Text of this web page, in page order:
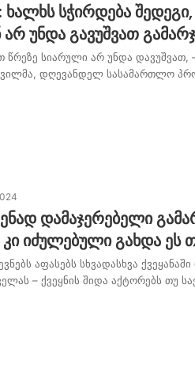
ხალხს სჭირდება
უნდა გავუშვათ
წრეზე სიარული არ უნდა დავუშვათ,
დღევანდელ სასამართლო
დამაჯერებელი
იძულებული გახდა ეს
აფასებს სხვადასხვა
– ქვეყნის შიდა აქტორებს თუ